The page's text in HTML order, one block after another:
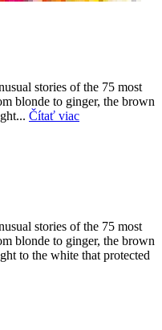
stories of the 75 most
blonde to ginger, the brown
Čítať viac
stories of the 75 most
blonde to ginger, the brown
to the white that protected